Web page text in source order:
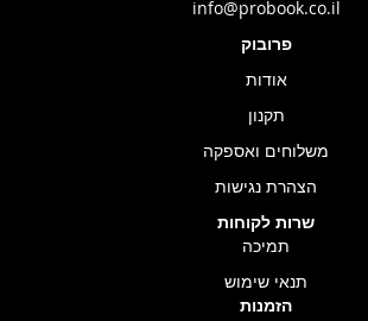
info@probook.co.il
פרובוק
אודות
תקנון
משלוחים ואספקה
הצהרת נגישות
שרות לקוחות
תמיכה
תנאי שימוש
הזמנות